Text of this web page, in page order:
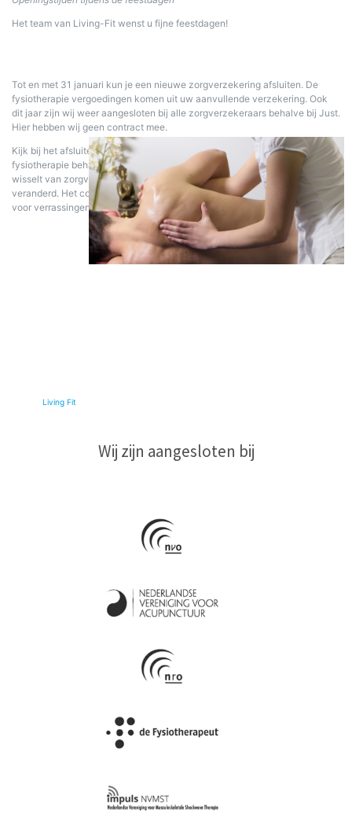
Het team van Living-Fit wenst u fijne feestdagen!
Tot en met 31 januari kun je een nieuwe zorgverzekering afsluiten. De
fysiotherapie vergoedingen komen uit uw aanvullende verzekering. Ook
dit jaar zijn wij weer aangesloten bij alle zorgverzekeraars behalve bij Just.
Hier hebben wij geen contract mee.
Kijk bij het afsluiten van uw nieuwe zorgverzekering naar het aantal
fysiotherapie behandelingen in het pakket. Het kan ook zijn dat als u niet
wisselt van zorgverzekering en pakket het aantal behandelingen wel
veranderd. Het controleren van uw zorgverzekering zorgt ervoor dat u niet
voor verrassingen komt te staan.
Living Fit
Wij zijn aangesloten bij